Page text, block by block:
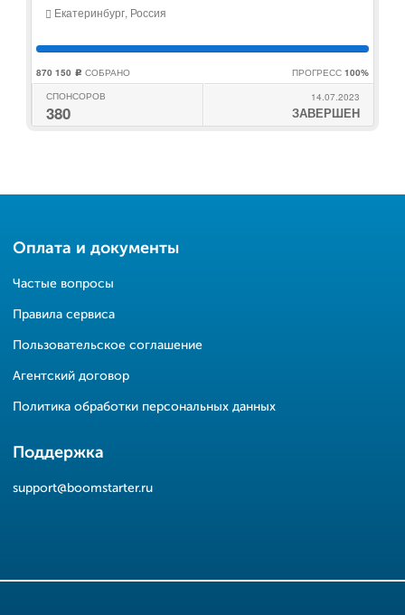
Екатеринбург, Россия
870 150 c СОБРАНО ПРОГРЕСС 100%
СПОНСОРОВ
380
14.07.2023
ЗАВЕРШЕН
Оплата и документы
Частые вопросы
Правила сервиса
Пользовательское соглашение
Агентский договор
Политика обработки персональных данных
Поддержка
support@boomstarter.ru